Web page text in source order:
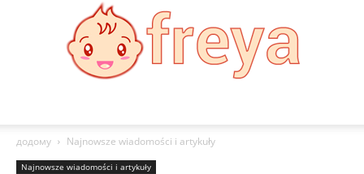
додому
Najnowsze wiadomości i artykuły
Najnowsze wiadomości i artykuły